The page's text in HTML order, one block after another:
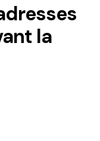
la